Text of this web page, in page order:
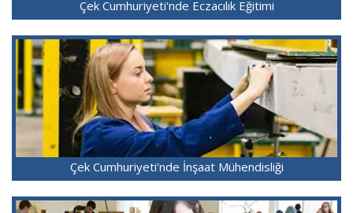
Çek Cumhuriyeti'nde Eczacılık Eğitimi
Çek Cumhuriyeti'nde İnşaat Mühendisliği